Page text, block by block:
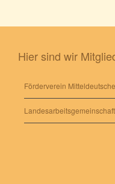
Hier sind wir
Förderverein